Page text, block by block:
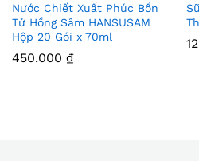
Thê
m
Nước Chiết Xuất Phúc Bồn
Tử Hồng Sâm HANSUSAM
Hộp 20 Gói x 70ml
450.000 ₫